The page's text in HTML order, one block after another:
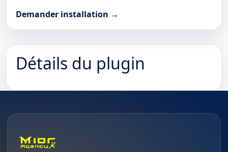
Demander installation →
Détails du plugin